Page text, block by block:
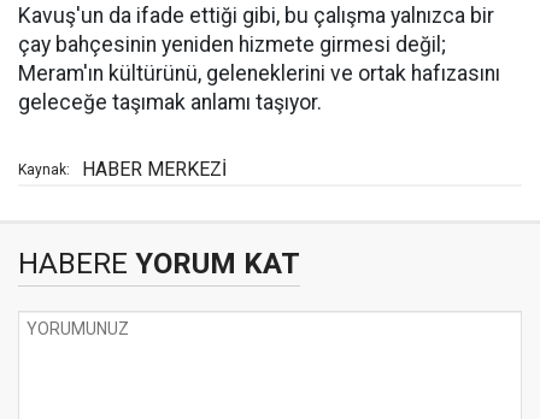
Kavuş'un da ifade ettiği gibi, bu çalışma yalnızca bir
çay bahçesinin yeniden hizmete girmesi değil;
Meram'ın kültürünü, geleneklerini ve ortak hafızasını
geleceğe taşımak anlamı taşıyor.
Kaynak: HABER MERKEZİ
HABERE YORUM KAT